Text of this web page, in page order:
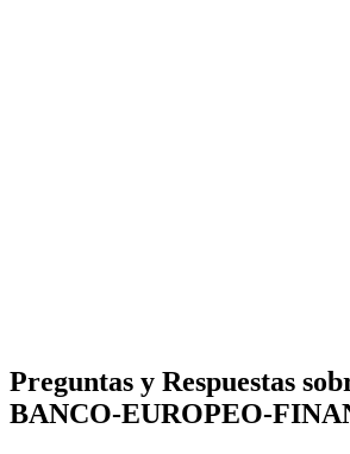
Preguntas y Respuestas
BANCO-EUROPEO-